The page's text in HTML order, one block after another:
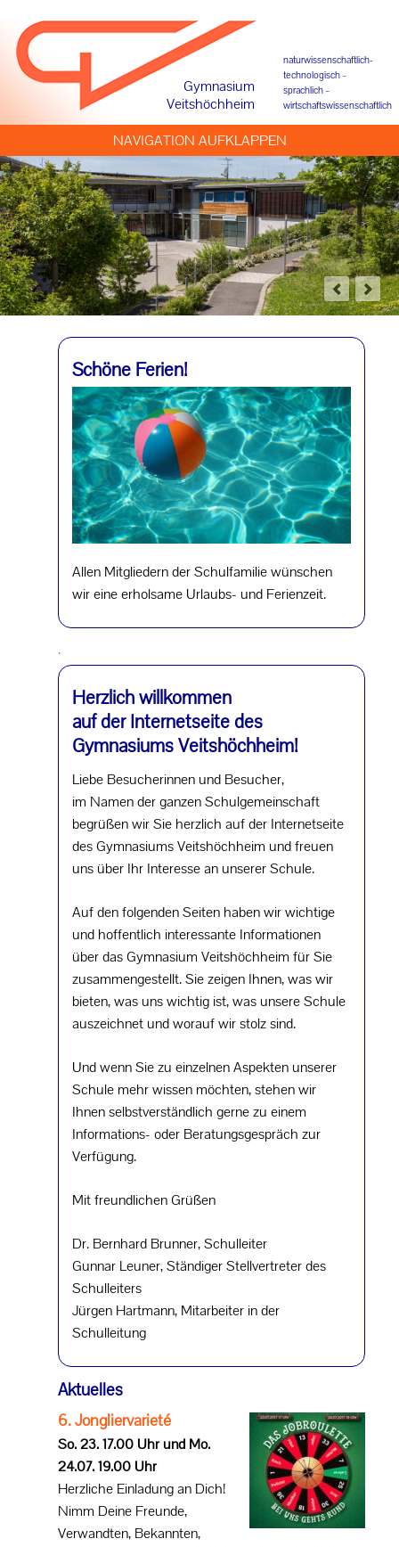
Gymnasium
Veitshöchheim
naturwissenschaftlich-
technologisch –
sprachlich –
wirtschaftswissenschaftlich
NAVIGATION AUFKLAPPEN
Schöne Ferien!
Allen Mitgliedern der Schulfamilie wünschen
wir eine erholsame Urlaubs- und Ferienzeit.
.
Herzlich willkommen
auf der Internetseite des
Gymnasiums Veitshöchheim!
Liebe Besucherinnen und Besucher,
im Namen der ganzen Schulgemeinschaft
begrüßen wir Sie herzlich auf der Internetseite
des Gymnasiums Veitshöchheim und freuen
uns über Ihr Interesse an unserer Schule.
Auf den folgenden Seiten haben wir wichtige
und hoffentlich interessante Informationen
über das Gymnasium Veitshöchheim für Sie
zusammengestellt. Sie zeigen Ihnen, was wir
bieten, was uns wichtig ist, was unsere Schule
auszeichnet und worauf wir stolz sind.
Und wenn Sie zu einzelnen Aspekten unserer
Schule mehr wissen möchten, stehen wir
Ihnen selbstverständlich gerne zu einem
Informations- oder Beratungsgespräch zur
Verfügung.
Mit freundlichen Grüßen
Dr. Bernhard Brunner, Schulleiter
Gunnar Leuner, Ständiger Stellvertreter des
Schulleiters
Jürgen Hartmann, Mitarbeiter in der
Schulleitung
Aktuelles
6. Jongliervarieté
So. 23. 17.00 Uhr und Mo.
24.07. 19.00 Uhr
Herzliche Einladung an Dich!
Nimm Deine Freunde,
Verwandten, Bekannten,